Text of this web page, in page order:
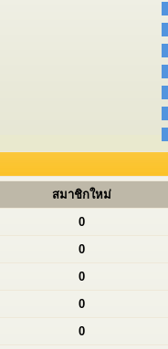
สมาชิกใหม่
0
0
0
0
0